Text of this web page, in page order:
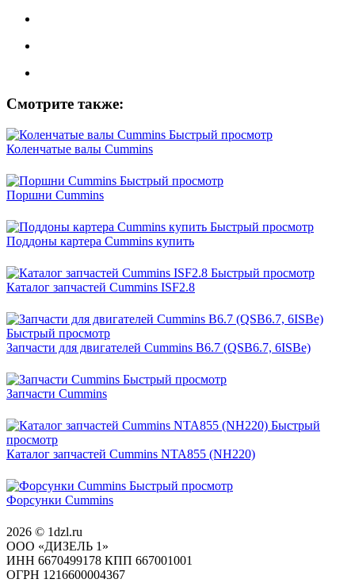
Смотрите также:
Быстрый просмотр
Коленчатые валы Cummins
Быстрый просмотр
Поршни Cummins
Быстрый просмотр
Поддоны картера Cummins купить
Быстрый просмотр
Каталог запчастей Cummins ISF2.8
Быстрый просмотр
Запчасти для двигателей Cummins B6.7 (QSB6.7, 6ISBe)
Быстрый просмотр
Запчасти Cummins
Быстрый
просмотр
Каталог запчастей Cummins NTA855 (NH220)
Быстрый просмотр
Форсунки Cummins
2026 © 1dzl.ru
ООО «ДИЗЕЛЬ 1»
ИНН 6670499178 КПП 667001001
ОГРН 1216600004367